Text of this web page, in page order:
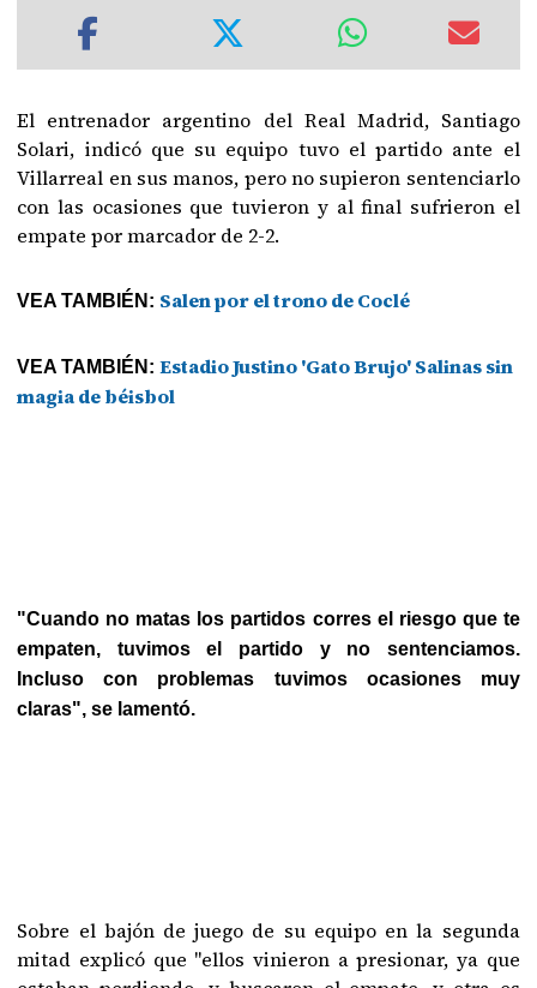
El entrenador argentino del Real Madrid, Santiago
Solari, indicó que su equipo tuvo el partido ante el
Villarreal en sus manos, pero no supieron sentenciarlo
con las ocasiones que tuvieron y al final sufrieron el
empate por marcador de 2-2.
VEA TAMBIÉN: Salen por el trono de Coclé
VEA TAMBIÉN:Estadio Justino 'Gato Brujo' Salinas sin
magia de béisbol
"Cuando no matas los partidos corres el riesgo que te
empaten, tuvimos el partido y no sentenciamos.
Incluso con problemas tuvimos ocasiones muy
claras", se lamentó.
Sobre el bajón de juego de su equipo en la segunda
mitad explicó que "ellos vinieron a presionar, ya que